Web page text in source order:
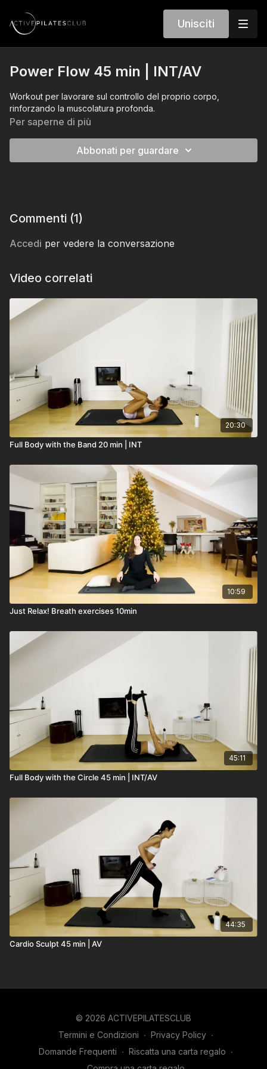
Unisciti
Power Flow 45 min | INT/AV
Workout per lavorare sul controllo del proprio corpo,
rinforzando la muscolatura profonda.
Per saperne di più
Abbonati per guardare
Commenti (1)
Accedi per vedere la conversazione
Video correlati
20:30
Full Body with the Band 20 min | INT
10:59
Just Relax! Breath exercises 10min
45:11
Full Body with the Circle 45 min | INT/AV
44:35
Cardio Sculpt 45 min | AV
© 2026 ACTIVEPILATESCLUB
Termini e Condizioni ∙ Privacy Policy ∙
Domande Frequenti ∙ Riscatta una carta regalo ∙